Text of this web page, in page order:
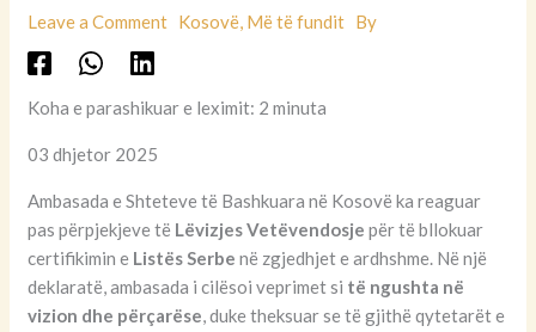
Leave a Comment Kosovë, Më të fundit By
Koha e parashikuar e leximit: 2 minuta
03 dhjetor 2025
Ambasada e Shteteve të Bashkuara në Kosovë ka reaguar
pas përpjekjeve të Lëvizjes Vetëvendosje për të bllokuar
certifikimin e Listës Serbe në zgjedhjet e ardhshme. Në një
deklaratë, ambasada i cilësoi veprimet si të ngushta në
vizion dhe përçarëse, duke theksuar se të gjithë qytetarët e